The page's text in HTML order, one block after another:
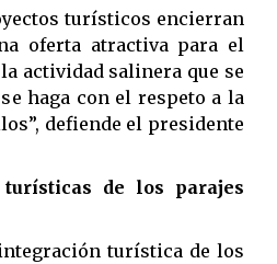
turísticos encierran
oferta atractiva para el
actividad salinera que se
haga con el respeto a la
defiende el presidente
de los parajes
turística de los